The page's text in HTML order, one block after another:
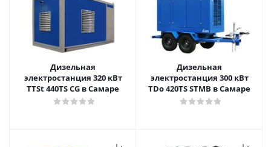
Дизельная
электростанция 320 кВт
TTSt 440TS CG в Самаре
Дизельная
электростанция 300 кВт
TDo 420TS STMB в Самаре